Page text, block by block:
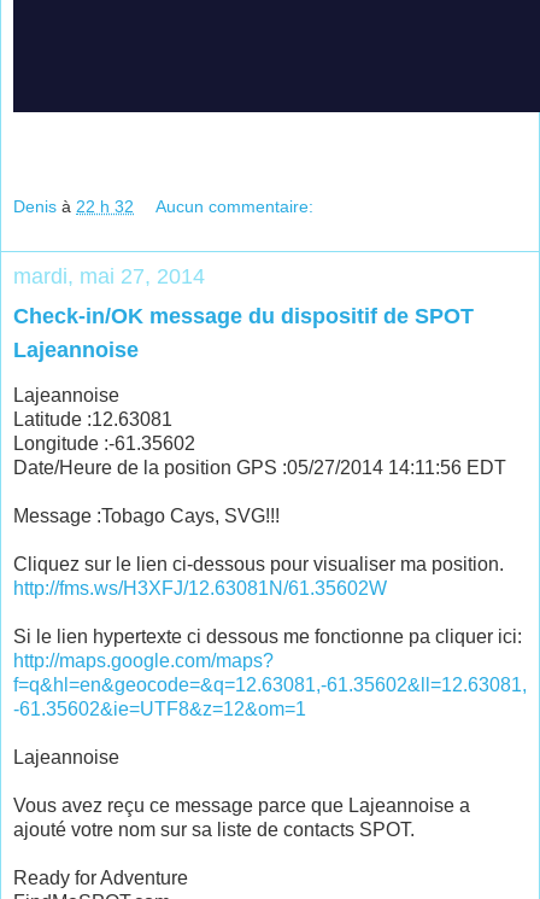
Denis à 22 h 32 Aucun commentaire:
mardi, mai 27, 2014
Check-in/OK message du dispositif de SPOT
Lajeannoise
Lajeannoise
Latitude :12.63081
Longitude :-61.35602
Date/Heure de la position GPS :05/27/2014 14:11:56 EDT
Message :Tobago Cays, SVG!!!
Cliquez sur le lien ci-dessous pour visualiser ma position.
http://fms.ws/H3XFJ/12.63081N/61.35602W
Si le lien hypertexte ci dessous me fonctionne pa cliquer ici:
http://maps.google.com/maps?
f=q&hl=en&geocode=&q=12.63081,-61.35602&ll=12.63081,
-61.35602&ie=UTF8&z=12&om=1
Lajeannoise
Vous avez reçu ce message parce que Lajeannoise a
ajouté votre nom sur sa liste de contacts SPOT.
Ready for Adventure